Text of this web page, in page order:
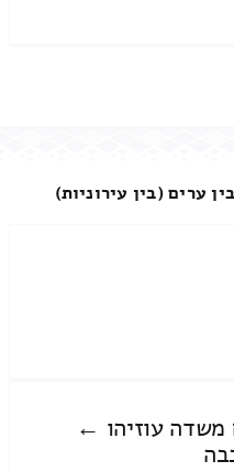
ערים (בין עירוניות)
משדה עוזיהו ←